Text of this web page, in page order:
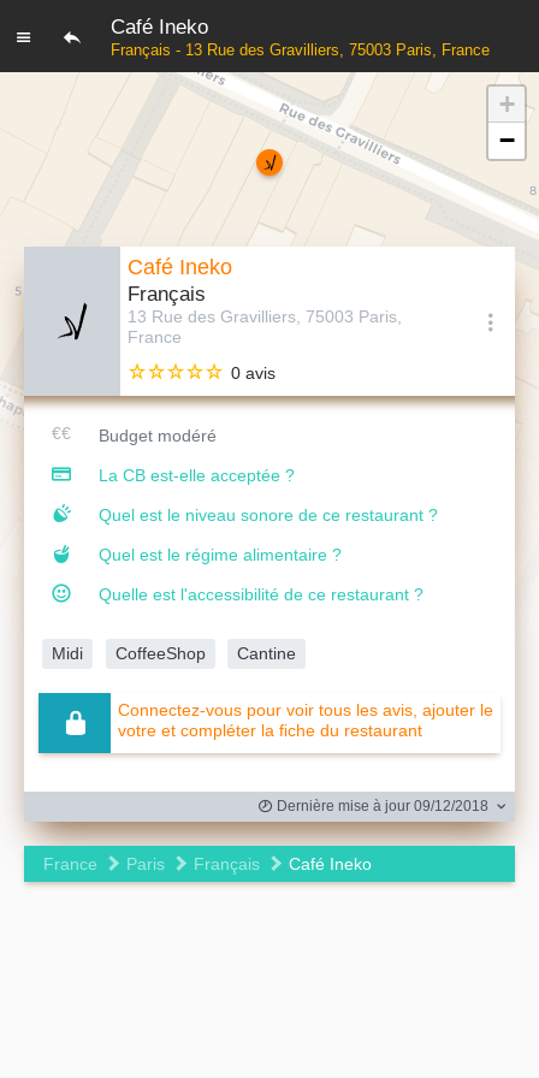
Café Ineko
Français - 13 Rue des Gravilliers, 75003 Paris, France
Café Ineko
Français
13 Rue des Gravilliers, 75003 Paris,
France
0 avis
Budget modéré
La CB est-elle acceptée ?
Quel est le niveau sonore de ce restaurant ?
Quel est le régime alimentaire ?
Quelle est l'accessibilité de ce restaurant ?
Midi CoffeeShop Cantine
Connectez-vous pour voir tous les avis, ajouter le
votre et compléter la fiche du restaurant
Dernière mise à jour 09/12/2018
France Paris Français Café Ineko
+
−